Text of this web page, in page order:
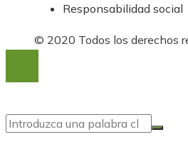
Responsabilidad social
© 2020 Todos los derechos